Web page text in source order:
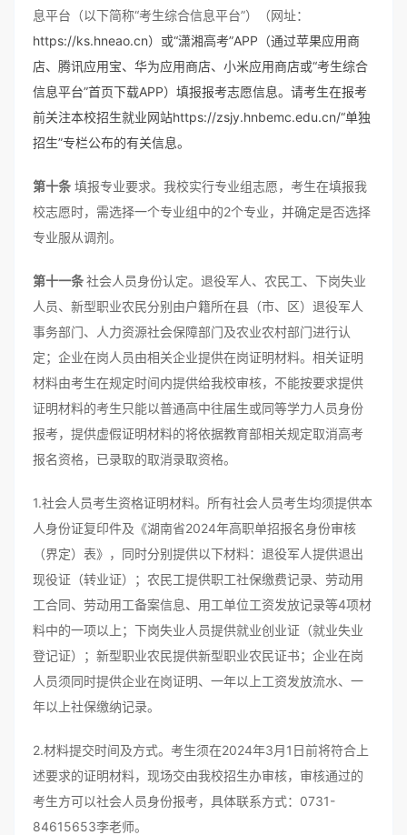
息平台（以下简称“考生综合信息平台”）（网址：
https://ks.hneao.cn）或“潇湘高考”APP（通过苹果应用商
店、腾讯应用宝、华为应用商店、小米应用商店或“考生综合
信息平台”首页下载APP）填报报考志愿信息。请考生在报考
前关注本校招生就业网站https://zsjy.hnbemc.edu.cn/“单独
招生”专栏公布的有关信息。
第十条 填报专业要求。我校实行专业组志愿，考生在填报我
校志愿时，需选择一个专业组中的2个专业，并确定是否选择
专业服从调剂。
第十一条社会人员身份认定。退役军人、农民工、下岗失业
人员、新型职业农民分别由户籍所在县（市、区）退役军人
事务部门、人力资源社会保障部门及农业农村部门进行认
定；企业在岗人员由相关企业提供在岗证明材料。相关证明
材料由考生在规定时间内提供给我校审核，不能按要求提供
证明材料的考生只能以普通高中往届生或同等学力人员身份
报考，提供虚假证明材料的将依据教育部相关规定取消高考
报名资格，已录取的取消录取资格。
1.社会人员考生资格证明材料。所有社会人员考生均须提供本
人身份证复印件及《湖南省2024年高职单招报名身份审核
（界定）表》，同时分别提供以下材料：退役军人提供退出
现役证（转业证）；农民工提供职工社保缴费记录、劳动用
工合同、劳动用工备案信息、用工单位工资发放记录等4项材
料中的一项以上；下岗失业人员提供就业创业证（就业失业
登记证）；新型职业农民提供新型职业农民证书；企业在岗
人员须同时提供企业在岗证明、一年以上工资发放流水、一
年以上社保缴纳记录。
2.材料提交时间及方式。考生须在2024年3月1日前将符合上
述要求的证明材料，现场交由我校招生办审核，审核通过的
考生方可以社会人员身份报考，具体联系方式：0731-
84615653李老师。